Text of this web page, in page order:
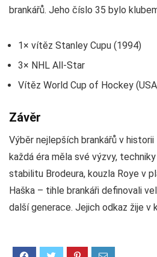
brankářů. Jeho číslo 35 bylo
1× vítěz Stanley Cupu (1994)
3× NHL All-Star
Vítěz World Cup of Hockey
Závěr
Výběr nejlepších brankářů v
každá éra měla své výzvy,
stabilitu Brodeura, kouzla Roye v
Haška – tihle brankáři definovali
další generace. Jejich odkaz žije v